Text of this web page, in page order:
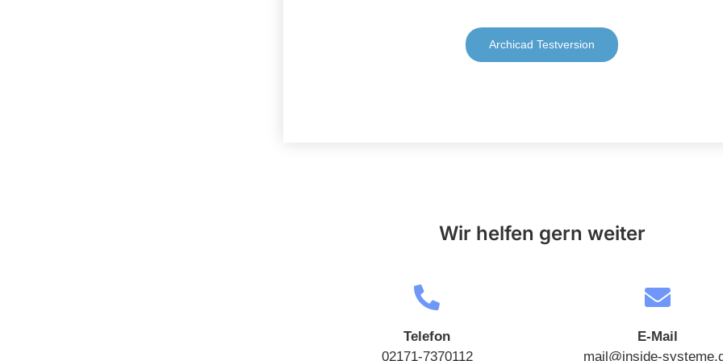
Archicad Testversion
Wir helfen gern weiter
Telefon
02171-7370112
E-Mail
mail@inside-